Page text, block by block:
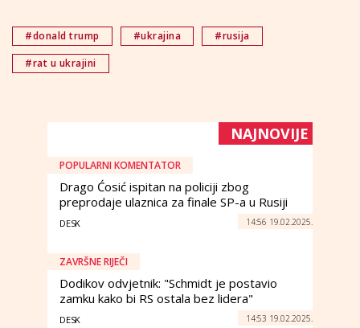
#donald trump #ukrajina
#rusija
#rat u ukrajini
NAJNOVIJE
POPULARNI KOMENTATOR
Drago Ćosić ispitan na policiji zbog
preprodaje ulaznica za finale SP-a u Rusiji
DESK 14:56 19.02.2025.
ZAVRŠNE RIJEČI
Dodikov odvjetnik: "Schmidt je postavio
zamku kako bi RS ostala bez lidera"
DESK 14:53 19.02.2025.